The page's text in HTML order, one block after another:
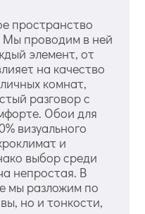
пространство
Мы проводим в ней
элемент, от
на качество
комнат,
разговор с
Обои для
визуального
и
выбор среди
непростая. В
мы разложим по
но и тонкости,